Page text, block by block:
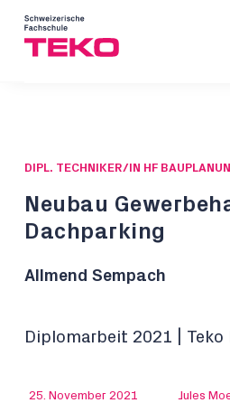
DIPL. TECHNIKER/IN HF
Neubau
Dachparking
Allmend Sempach
Diplomarbeit 2021 | Teko
25. November 2021 Jules